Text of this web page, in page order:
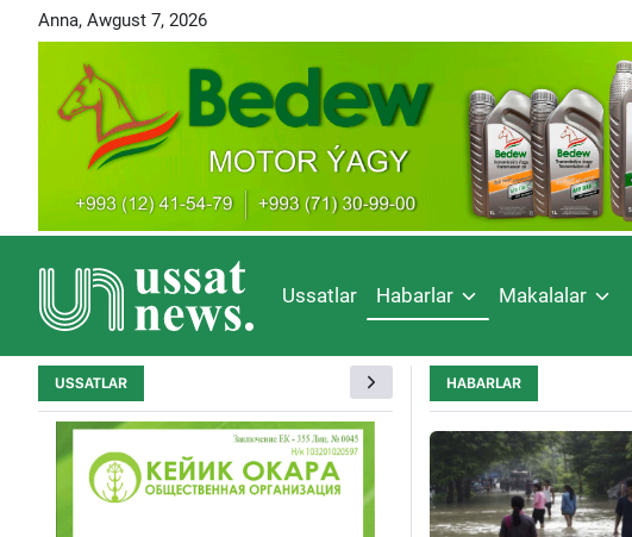
Anna, Awgust 7, 2026
Ussatlar Habarlar Makalalar
HABARLAR
USSATLAR